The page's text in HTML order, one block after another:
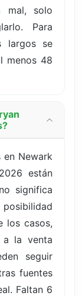
mal, solo
Para
largos se
menos 48
en Newark
están
significa
posibilidad
los casos,
a la venta
seguir
fuentes
Faltan 6